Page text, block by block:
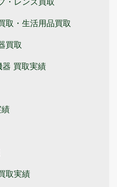
取・生活用品買取
買取
器 買取実績
取実績